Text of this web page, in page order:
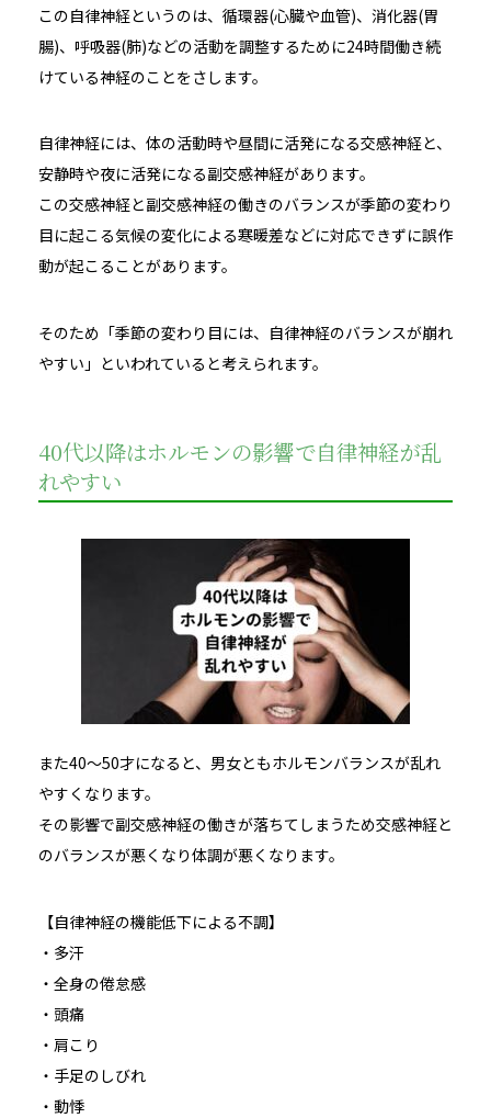
この自律神経というのは、循環器(心臓や血管)、消化器(胃
腸)、呼吸器(肺)などの活動を調整するために24時間働き続
けている神経のことをさします。
自律神経には、体の活動時や昼間に活発になる交感神経と、
安静時や夜に活発になる副交感神経があります。
この交感神経と副交感神経の働きのバランスが季節の変わり
目に起こる気候の変化による寒暖差などに対応できずに誤作
動が起こることがあります。
そのため「季節の変わり目には、自律神経のバランスが崩れ
やすい」といわれていると考えられます。
40代以降はホルモンの影響で自律神経が乱
れやすい
また40～50才になると、男女ともホルモンバランスが乱れ
やすくなります。
その影響で副交感神経の働きが落ちてしまうため交感神経と
のバランスが悪くなり体調が悪くなります。
【自律神経の機能低下による不調】
・多汗
・全身の倦怠感
・頭痛
・肩こり
・手足のしびれ
・動悸